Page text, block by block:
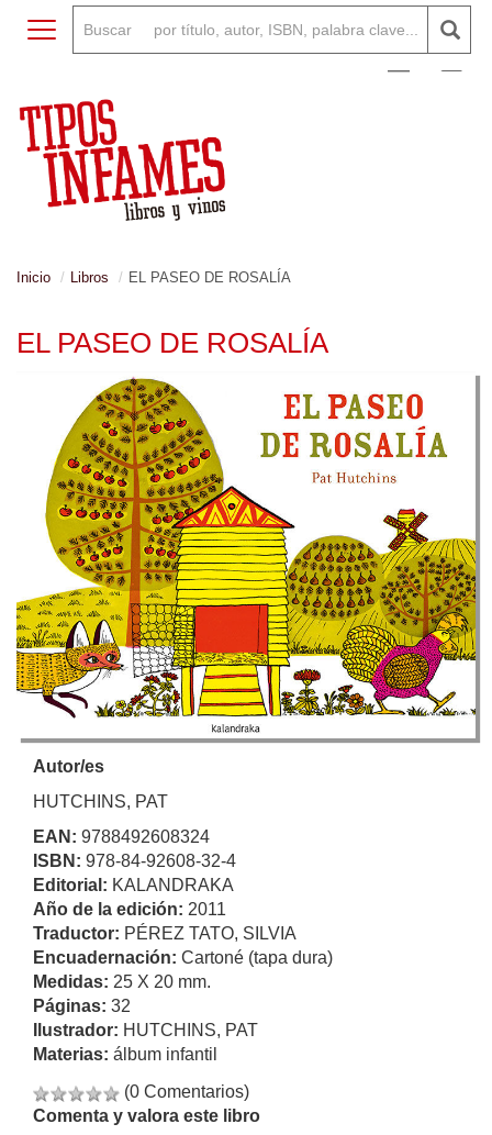
0
Toggle navigation
Inicio Libros EL PASEO DE ROSALÍA
EL PASEO DE ROSALÍA
Autor/es
HUTCHINS, PAT
EAN: 9788492608324
ISBN: 978-84-92608-32-4
Editorial: KALANDRAKA
Año de la edición: 2011
Traductor: PÉREZ TATO, SILVIA
Encuadernación: Cartoné (tapa dura)
Medidas: 25 X 20 mm.
Páginas: 32
Ilustrador: HUTCHINS, PAT
Materias: álbum infantil
(0 Comentarios)
Comenta y valora este libro